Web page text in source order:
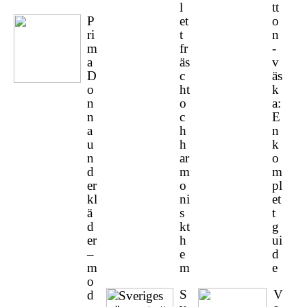
P
ri
m
a
D
o
n
n
a
u
n
d
er
kl
ä
d
er
–
m
o
d
l
et
t
fr
äs
c
ht
o
c
h
h
ar
m
o
ni
s
kt
h
e
m
S
tt
o
n
-
v
äs
k
a:
E
n
k
o
m
pl
et
t
g
ui
d
e
V